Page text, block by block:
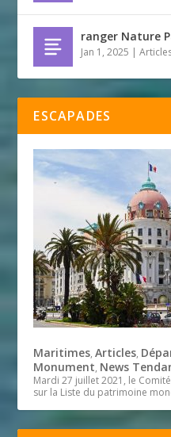
ranger Nature
Jan 1, 2025 |
ESCAPADES
Maritimes,Articles,
Monument, News
Mardi 27 juillet 2021, le
sur la Liste du patrimoine